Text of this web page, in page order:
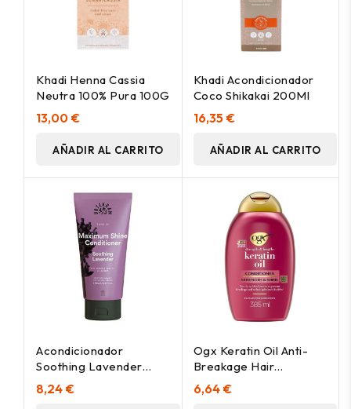
Khadi Henna Cassia
Neutra 100% Pura 100G
13,00 €
AÑADIR AL CARRITO
Khadi Acondicionador
Coco Shikakai 200Ml
16,35 €
AÑADIR AL CARRITO
Acondicionador
Soothing Lavender
Lavanda 180Ml.
8,24 €
Ogx Keratin Oil Anti-
Breakage Hair
Conditioner 385Ml
6,64 €